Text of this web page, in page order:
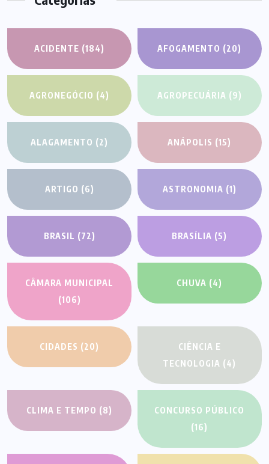
ACIDENTE (184) AFOGAMENTO (20)
AGRONEGÓCIO (4) AGROPECUÁRIA (9)
ALAGAMENTO (2) ANÁPOLIS (15)
ARTIGO (6) ASTRONOMIA (1)
BRASIL (72) BRASÍLIA (5)
CÂMARA MUNICIPAL
(106)
CHUVA (4)
CIDADES (20)
CIÊNCIA E
TECNOLOGIA (4)
CLIMA E TEMPO (8)
CONCURSO PÚBLICO
(16)